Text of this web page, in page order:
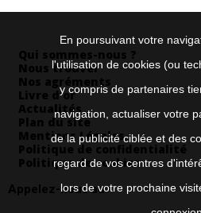
Informations
Qui sommes-nous ?
Nous trouver
Nos agréments
Livre d’or
Actualités
Plan du site
Mentions Légales
Politique de confidentialité
Politique de cookies
Appelez-nous au
En poursuivant votre
l'utilisation de cookies (ou
y compris de partenaires
navigation, actualiser votre
de la publicité ciblée et des
regard de vos centres
lors de votre prochaine